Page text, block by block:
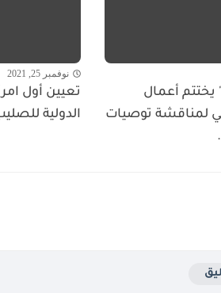
يختتم أعمال
لمناقشة توصيات
نوفمبر 25, 2021
تعيين أول
الدولية